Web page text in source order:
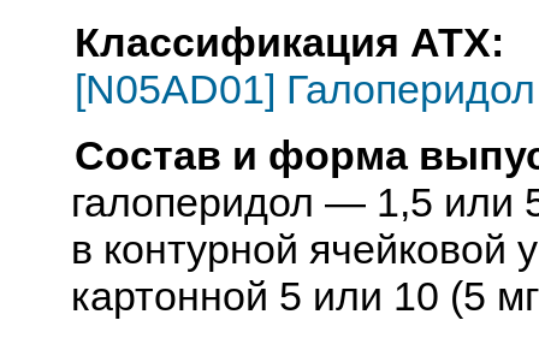
Классификация АТХ:
[N05AD01] Галоперидол
Состав и форма
галоперидол — 1,5 или
в контурной ячейковой
картонной 5 или 10 (5